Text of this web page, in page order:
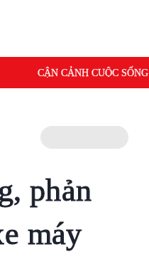
CẬN CẢNH CUỘC SỐNG
phản
máy